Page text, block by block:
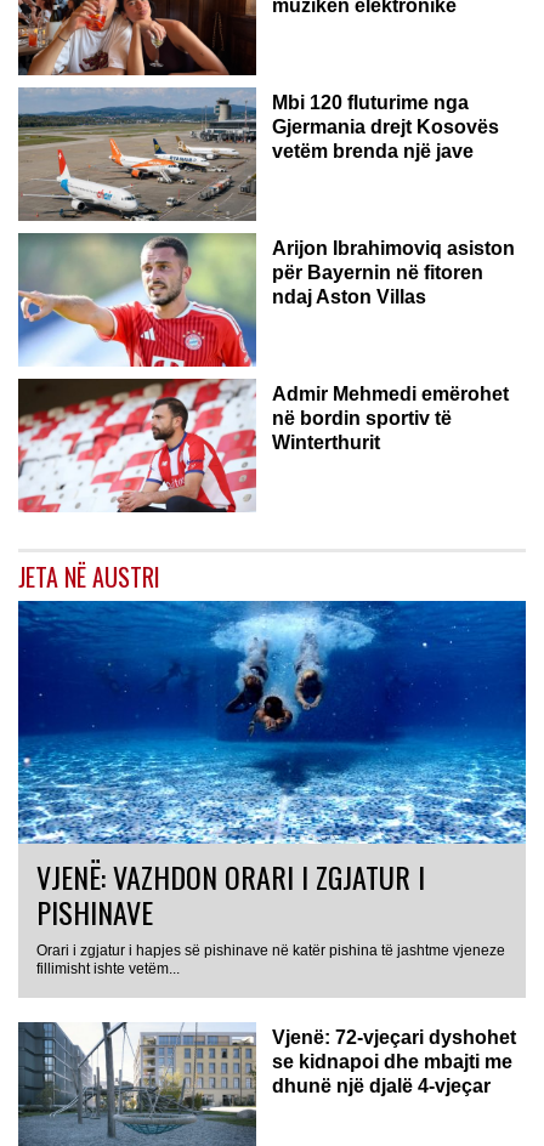
muzikën elektronike
GJERMANI
Mbi 120 fluturime nga
Gjermania drejt Kosovës
vetëm brenda një jave
Arijon Ibrahimoviq asiston
për Bayernin në fitoren
ndaj Aston Villas
ZVICËR
Admir Mehmedi emërohet
në bordin sportiv të
Winterthurit
JETA NË AUSTRI
VJENË: VAZHDON ORARI I ZGJATUR I
PISHINAVE
Orari i zgjatur i hapjes së pishinave në katër pishina të jashtme vjeneze
fillimisht ishte vetëm...
Vjenë: 72-vjeçari dyshohet
se kidnapoi dhe mbajti me
dhunë një djalë 4-vjeçar